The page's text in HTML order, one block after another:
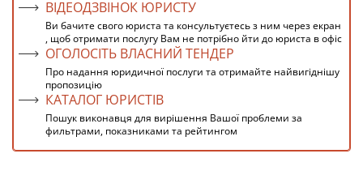
ВІДЕОДЗВІНОК ЮРИСТУ
Ви бачите свого юриста та консультуєтесь з ним через екран
, щоб отримати послугу Вам не потрібно йти до юриста в офіс
ОГОЛОСІТЬ ВЛАСНИЙ ТЕНДЕР
Про надання юридичної послуги та отримайте найвигіднішу
пропозицію
КАТАЛОГ ЮРИСТІВ
Пошук виконавця для вирішення Вашої проблеми за
фильтрами, показниками та рейтингом